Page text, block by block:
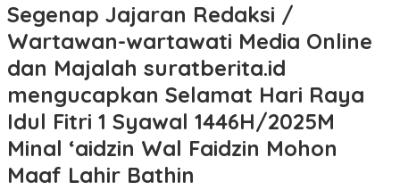
Segenap Jajaran Redaksi /
Wartawan-wartawati Media Online
dan Majalah suratberita.id
mengucapkan Selamat Hari Raya
Idul Fitri 1 Syawal 1446H/2025M
Minal ‘aidzin Wal Faidzin Mohon
Maaf Lahir Bathin